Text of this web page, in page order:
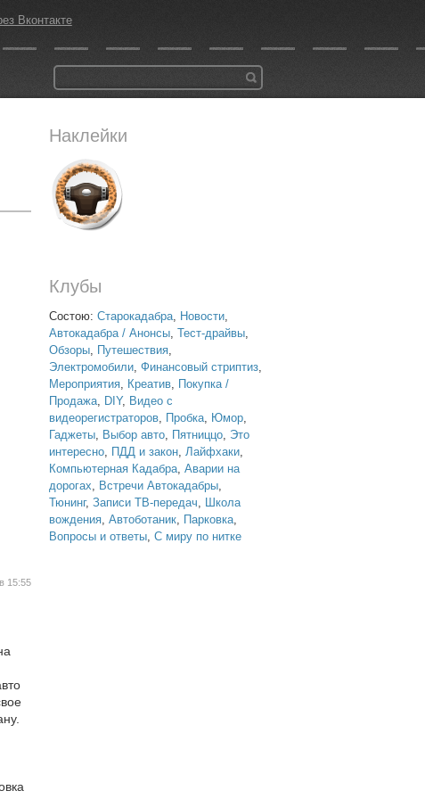
Вконтакте
Наклейки
Клубы
Состою: Старокадабра, Новости,
Автокадабра / Анонсы, Тест-драйвы,
Обзоры, Путешествия,
Электромобили, Финансовый стриптиз,
Мероприятия, Креатив, Покупка /
Продажа, DIY, Видео с
видеорегистраторов, Пробка, Юмор,
Гаджеты, Выбор авто, Пятниццо, Это
интересно, ПДД и закон, Лайфхаки,
Компьютерная Кадабра, Аварии на
дорогах, Встречи Автокадабры,
Тюнинг, Записи ТВ-передач, Школа
вождения, Автоботаник, Парковка,
Вопросы и ответы, С миру по нитке
15:55